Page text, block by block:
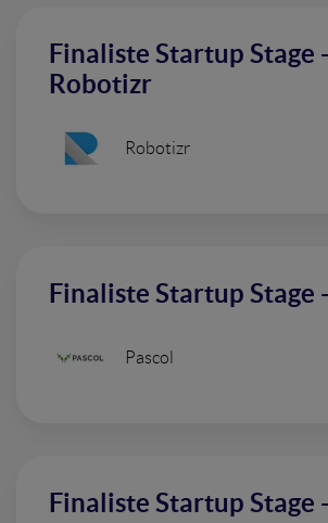
Finaliste Startup Stage -
Robotizr
Robotizr
Finaliste Startup Stage -
Pascol
Finaliste Startup Stage